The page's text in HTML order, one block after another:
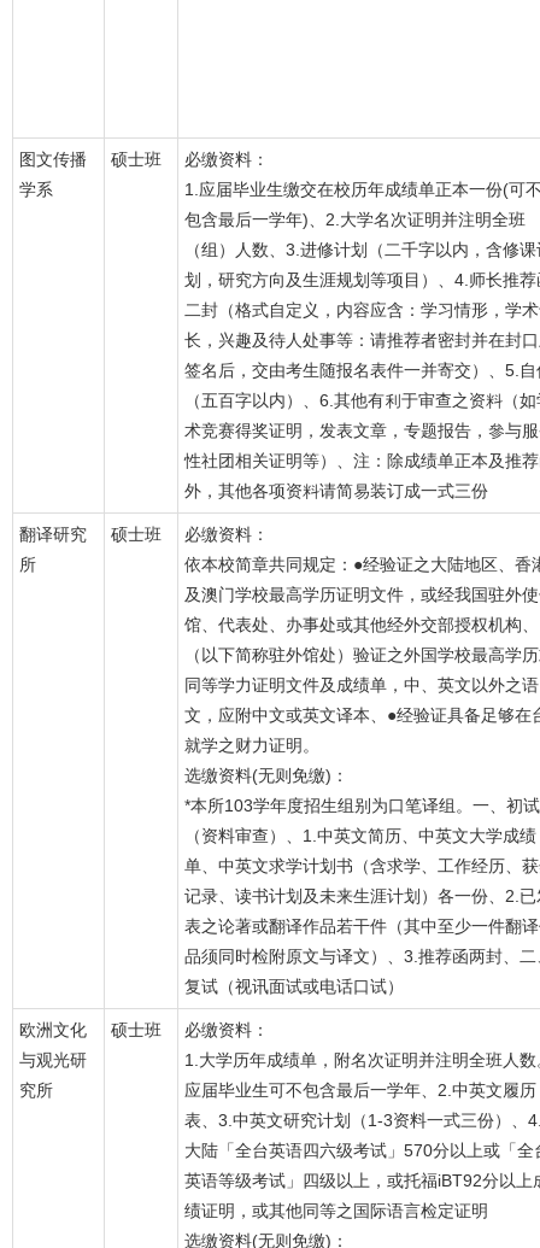
图文传播
学系
硕士班
必缴资料：
1.应届毕业生缴交在校历年成绩单正本一份(可
包含最后一学年)、2.大学名次证明并注明全班
（组）人数、3.进修计划（二千字以内，含修课
划，研究方向及生涯规划等项目）、4.师长推荐
二封（格式自定义，内容应含：学习情形，学
长，兴趣及待人处事等：请推荐者密封并在封
签名后，交由考生随报名表件一并寄交）、5.自
（五百字以内）、6.其他有利于审查之资料（如
术竞赛得奖证明，发表文章，专题报告，參与
性社团相关证明等）、注：除成绩单正本及推
外，其他各项资料请简易装订成一式三份
翻译研究
所
硕士班
必缴资料：
依本校简章共同规定：●经验证之大陆地区、香
及澳门学校最高学历证明文件，或经我国驻外
馆、代表处、办事处或其他经外交部授权机构、
（以下简称驻外馆处）验证之外国学校最高学
同等学力证明文件及成绩单，中、英文以外之语
文，应附中文或英文译本、●经验证具备足够在
就学之财力证明。
选缴资料(无则免缴)：
*本所103学年度招生组别为口笔译组。一、初试
（资料审查）、1.中英文简历、中英文大学成绩
单、中英文求学计划书（含求学、工作经历、
记录、读书计划及未来生涯计划）各一份、2.已
表之论著或翻译作品若干件（其中至少一件翻
品须同时检附原文与译文）、3.推荐函两封、二
复试（视讯面试或电话口试）
欧洲文化
与观光研
究所
硕士班
必缴资料：
1.大学历年成绩单，附名次证明并注明全班人数
应届毕业生可不包含最后一学年、2.中英文履历
表、3.中英文研究计划（1-3资料一式三份）、
大陆「全台英语四六级考试」570分以上或「全
英语等级考试」四级以上，或托福iBT92分以上
绩证明，或其他同等之国际语言检定证明
选缴资料(无则免缴)：